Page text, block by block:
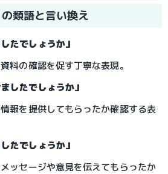
類語と言い換え
たでしょうか」
料の確認を促す丁寧な表現。
したでしょうか」
報を提供してもらったか確認する表
たでしょうか」
ッセージや意見を伝えてもらったか